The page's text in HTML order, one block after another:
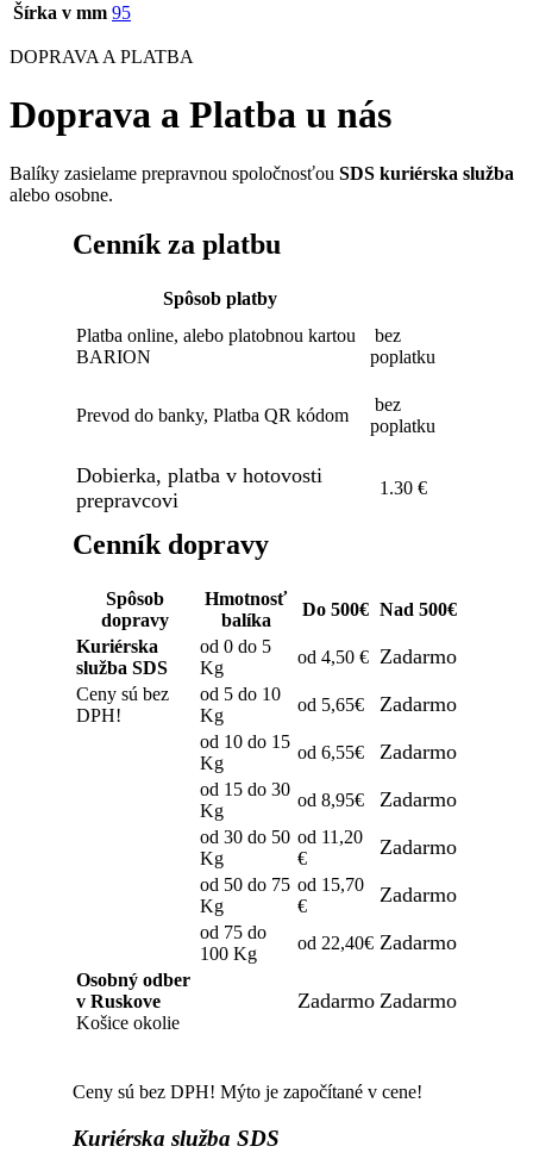
Šírka v mm 95
DOPRAVA A PLATBA
Doprava a Platba u nás
Balíky zasielame prepravnou spoločnosťou SDS kuriérska služba
alebo osobne.
Cenník za platbu
Spôsob platby
Platba online, alebo platobnou kartou
BARION
bez
poplatku
Prevod do banky, Platba QR kódom
bez
poplatku
Dobierka, platba v hotovosti
prepravcovi
1.30 €
Cenník dopravy
Spôsob
dopravy
Hmotnosť
balíka
Do 500€ Nad 500€
Kuriérska
služba SDS
od 0 do 5
Kg
od 4,50 € Zadarmo
Ceny sú bez
DPH!
od 5 do 10
Kg
od 5,65€ Zadarmo
od 10 do 15
Kg
od 6,55€ Zadarmo
od 15 do 30
Kg
od 8,95€ Zadarmo
od 30 do 50
Kg
od 11,20
€
Zadarmo
od 50 do 75
Kg
od 15,70
€
Zadarmo
od 75 do
100 Kg
od 22,40€ Zadarmo
Osobný odber
v Ruskove
Košice okolie
Zadarmo Zadarmo
Ceny sú bez DPH! Mýto je započítané v cene!
Kuriérska služba SDS